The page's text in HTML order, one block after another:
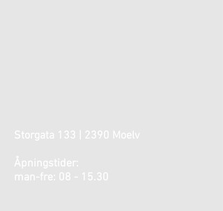
Storgata 133 | 2390 Moelv
Åpningstider:
man-fre: 08 - 15.30